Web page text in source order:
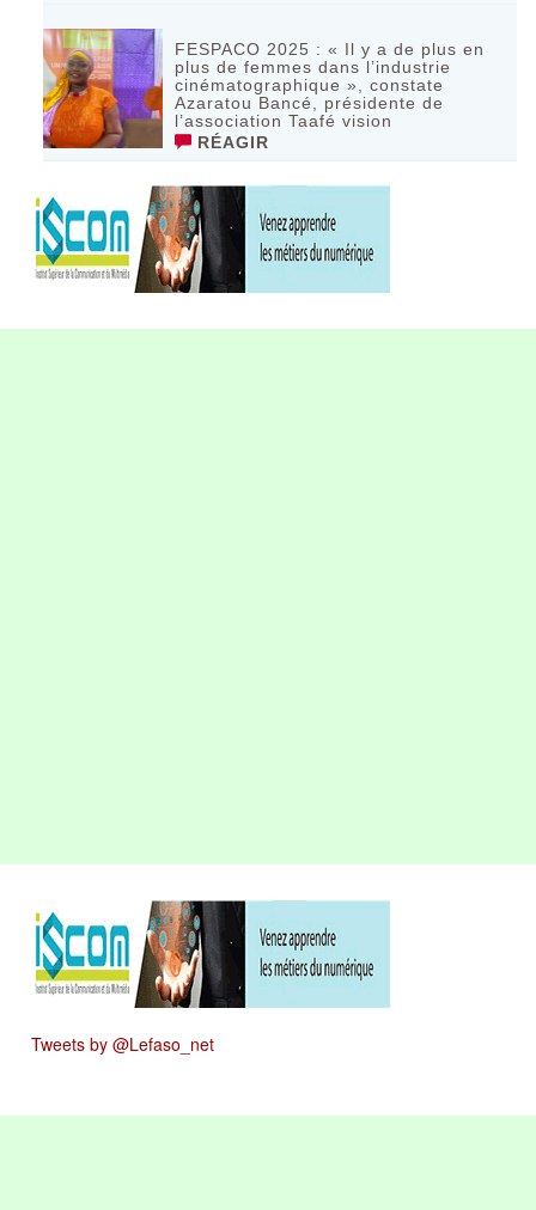
FESPACO 2025 : « Il y a de plus en
plus de femmes dans l’industrie
cinématographique », constate
Azaratou Bancé, présidente de
l’association Taafé vision
RÉAGIR
Tweets by @Lefaso_net